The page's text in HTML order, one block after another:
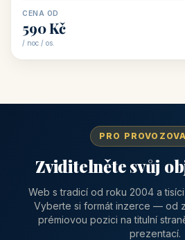
CENA OD
590 Kč
/ noc / os.
PRO
Zviditelněte svůj
Web s tradicí od roku 2004 a
Vyberte si formát inzerce — od
prémiovou pozici na titulní
prezentací.